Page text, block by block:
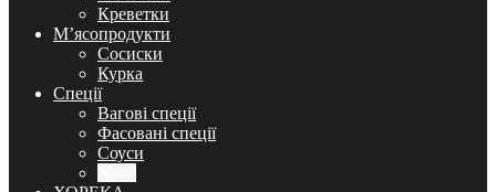
Креветки
М’ясопродукти
Сосиски
Курка
Спеції
Вагові спеції
Фасовані спеції
Соуси